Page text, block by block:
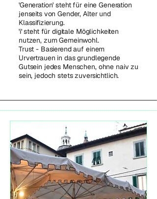
'Generation' steht für eine Generation
jenseits von Gender, Alter und
Klassifizierung.
'i' steht für digitale Möglichkeiten
nutzen, zum Gemeinwohl.
Trust - Basierend auf einem
Urvertrauen in das grundlegende
Gutsein jedes Menschen, ohne naiv zu
sein, jedoch stets zuversichtlich.